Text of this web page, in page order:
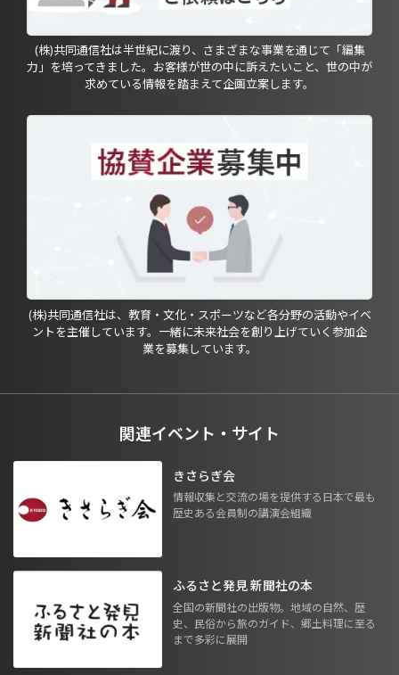
(株)共同通信社は半世紀に渡り、さまざまな事業を通じて「編集
力」を培ってきました。お客様が世の中に訴えたいこと、世の中が
求めている情報を踏まえて企画立案します。
(株)共同通信社は、教育・文化・スポーツなど各分野の活動やイベ
ントを主催しています。一緒に未来社会を創り上げていく参加企
業を募集しています。
関連イベント・サイト
きさらぎ会
情報収集と交流の場を提供する日本で最も
歴史ある会員制の講演会組織
ふるさと発見 新聞社の本
全国の新聞社の出版物。地域の自然、歴
史、民俗から旅のガイド、郷土料理に至る
まで多彩に展開